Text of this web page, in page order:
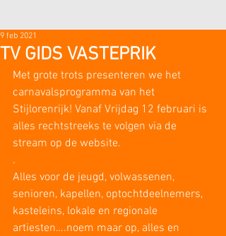
TV GIDS VASTEPRIK
9 feb 2021
Met grote trots presenteren we het
carnavalsprogramma van het
Stijlorenrijk! Vanaf Vrijdag 12 februari is
alles rechtstreeks te volgen via de
stream op de website.
.
Alles voor de jeugd, volwassenen,
senioren, kapellen, optochtdeelnemers,
kasteleins, lokale en regionale
artiesten….noem maar op, alles en